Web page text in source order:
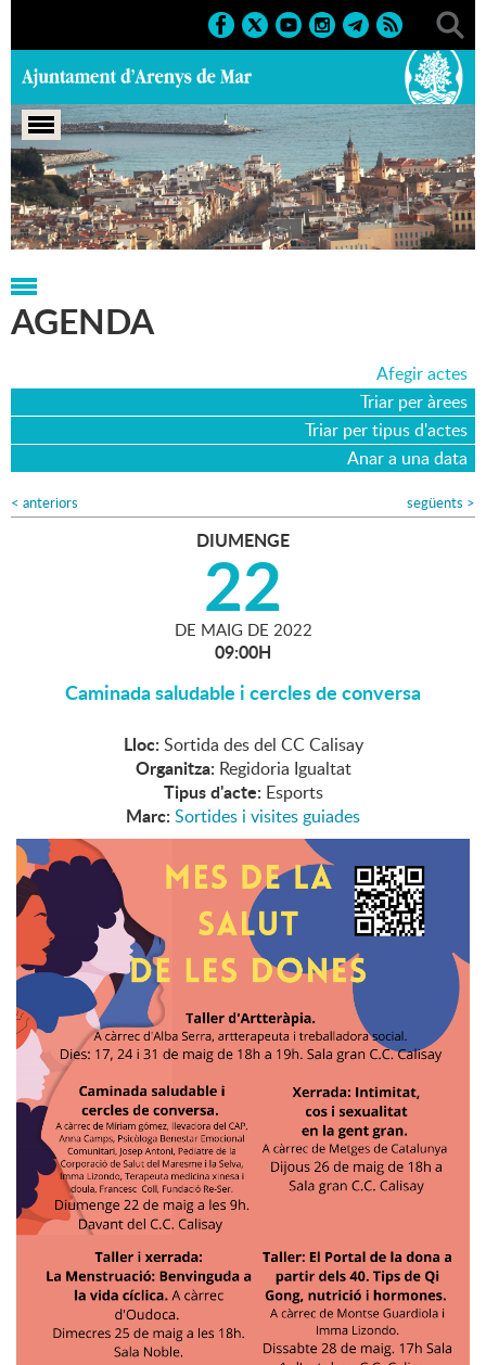
Portada > Agenda > 22-05-2022
AGENDA
Afegir actes
Triar per àrees
Triar per tipus d'actes
Anar a una data
< anteriors següents >
DIUMENGE
22
DE MAIG DE 2022
09:00H
Caminada saludable i cercles de conversa
Lloc: Sortida des del CC Calisay
Organitza: Regidoria Igualtat
Tipus d'acte: Esports
Marc: Sortides i visites guiades